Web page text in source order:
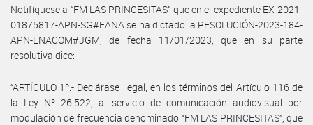
Notifíquese a “FM LAS PRINCESITAS” que en el expediente EX-2021-
01875817-APN-SG#EANA se ha dictado la RESOLUCIÓN-2023-184-
APN-ENACOM#JGM, de fecha 11/01/2023, que en su parte
resolutiva dice:
“ARTÍCULO 1º.- Declárase ilegal, en los términos del Artículo 116 de
la Ley Nº 26.522, al servicio de comunicación audiovisual por
modulación de frecuencia denominado “FM LAS PRINCESITAS”, que